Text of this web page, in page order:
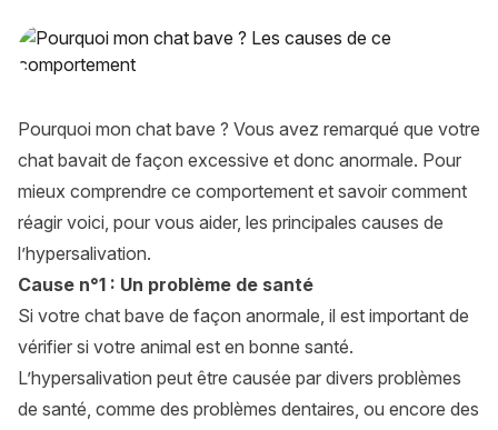
Pourquoi mon chat bave ? – Les causes de ce
Pourquoi mon chat bave ? Vous avez remarqué que votre
chat bavait de façon excessive et donc anormale. Pour
mieux comprendre ce comportement et savoir comment
réagir voici, pour vous aider, les principales causes de
l’hypersalivation.
Cause n°1 : Un problème de santé
Si votre chat bave de façon anormale, il est important de
vérifier si votre animal est en bonne santé.
L’hypersalivation peut être causée par divers problèmes
de santé, comme des problèmes dentaires, ou encore des